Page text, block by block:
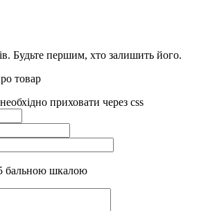
Будьте першим, хто залишить його.
товар
приховати через css
5 бальною шкалою